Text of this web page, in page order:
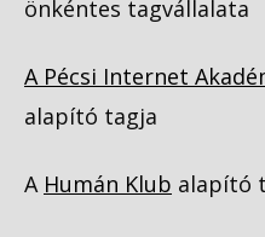
önkéntes tagvállalata
A Pécsi Internet
alapító tagja
A Humán Klub alapító